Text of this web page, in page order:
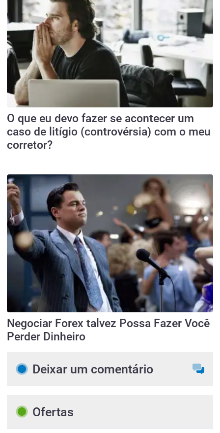
O que eu devo fazer se acontecer um
caso de litígio (controvérsia) com o meu
corretor?
Negociar Forex talvez Possa Fazer Você
Perder Dinheiro
Deixar um comentário
Ofertas